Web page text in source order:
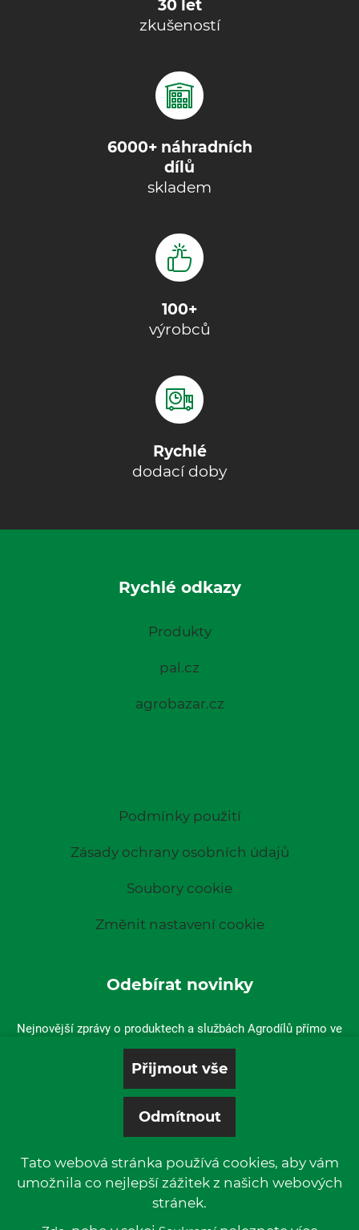
30 let
zkušeností
6000+ náhradních
dílů
skladem
100+
výrobců
Rychlé
dodací doby
Rychlé odkazy
Produkty
pal.cz
agrobazar.cz
Podmínky použití
Zásady ochrany osobních údajů
Soubory cookie
Změnit nastavení cookie
Odebírat novinky
Nejnovější zprávy o produktech a službách Agrodílů přímo ve
vaší doručené poště.
© 2019 P & L, spol. s r. o. | All rights reserved.
Tato webová stránka používá cookies, aby vám
umožnila co nejlepší zážitek z našich webových
stránek.